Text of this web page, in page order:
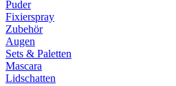
Puder
Fixierspray
Zubehör
Augen
Sets & Paletten
Mascara
Lidschatten